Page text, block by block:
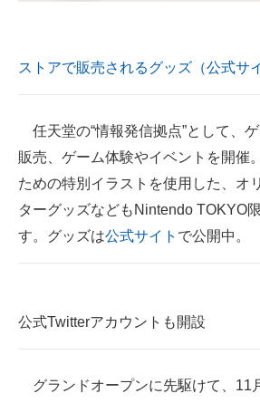
ちょっと気になるネットの話題
ストアで販売されるグッズ（公式サ
任天堂の“情報発信拠点”として、
販売、ゲーム体験やイベントを開催
ための特別イラストを使用した、オ
ターグッズなどもNintendo TOKYO
す。グッズは公式サイト で公開中。
公式Twitterアカウントも開設
グランドオープンに先駆けて、11